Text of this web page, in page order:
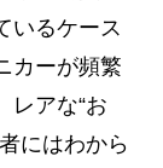
いるケース
カーが頻繁
レアな“お
にはわから